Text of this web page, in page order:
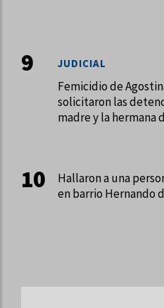
Femicidio de
solicitaron las
madre y la hermana
JUDICIAL
Hallaron a una
en barrio Hernando